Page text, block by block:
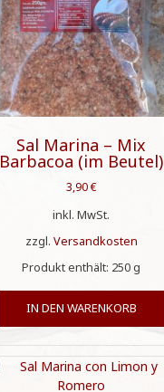
Sal Marina – Mix
Barbacoa (im Beutel)
3,90€
inkl. MwSt.
zzgl. Versandkosten
Produkt enthält: 250g
IN DEN WARENKORB